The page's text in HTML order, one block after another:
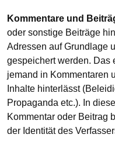
Kommentare und
oder sonstige Beiträge
Adressen auf Grundlage
gespeichert werden. Das
jemand in Kommentaren
Inhalte hinterlässt
Propaganda etc.). In
Kommentar oder Beitrag
der Identität des